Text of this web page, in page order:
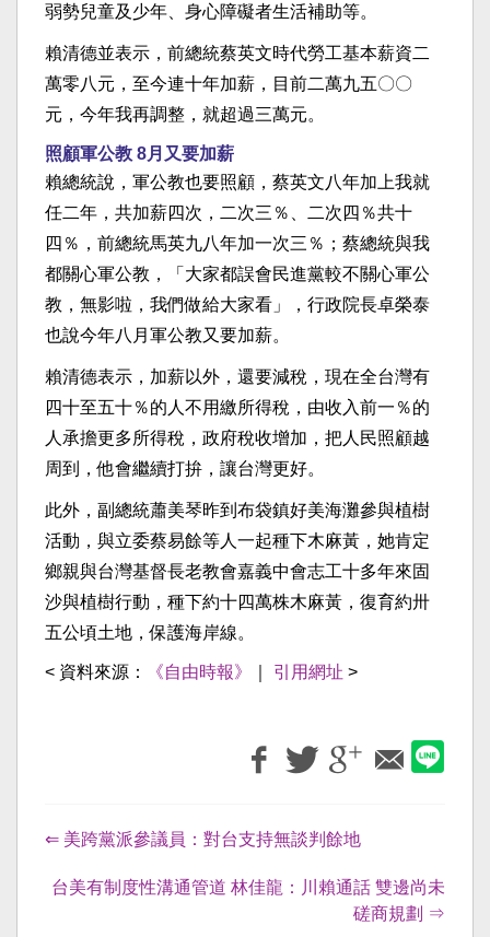
弱勢兒童及少年、身心障礙者生活補助等。
賴清德並表示，前總統蔡英文時代勞工基本薪資二
萬零八元，至今連十年加薪，目前二萬九五〇〇
元，今年我再調整，就超過三萬元。
照顧軍公教 8月又要加薪
賴總統說，軍公教也要照顧，蔡英文八年加上我就
任二年，共加薪四次，二次三％、二次四％共十
四％，前總統馬英九八年加一次三％；蔡總統與我
都關心軍公教，「大家都誤會民進黨較不關心軍公
教，無影啦，我們做給大家看」，行政院長卓榮泰
也說今年八月軍公教又要加薪。
賴清德表示，加薪以外，還要減稅，現在全台灣有
四十至五十％的人不用繳所得稅，由收入前一％的
人承擔更多所得稅，政府稅收增加，把人民照顧越
周到，他會繼續打拚，讓台灣更好。
此外，副總統蕭美琴昨到布袋鎮好美海灘參與植樹
活動，與立委蔡易餘等人一起種下木麻黃，她肯定
鄉親與台灣基督長老教會嘉義中會志工十多年來固
沙與植樹行動，種下約十四萬株木麻黃，復育約卅
五公頃土地，保護海岸線。
< 資料來源： 《自由時報》 引用網址 >
⇐ 美跨黨派參議員：對台支持無談判餘地
台美有制度性溝通管道 林佳龍：川賴通話 雙邊尚未
磋商規劃 ⇒